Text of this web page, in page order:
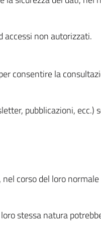
accessi non autorizzati.
consentire la
pubblicazioni, ecc.)
corso del loro
stessa natura